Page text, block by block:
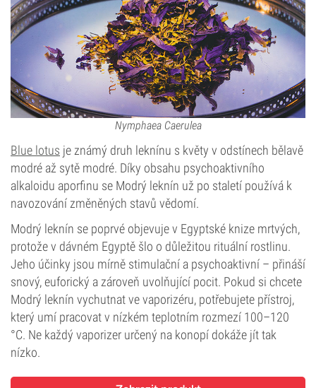
Nymphaea Caerulea
Blue lotus je známý druh leknínu s květy v odstínech bělavě
modré až sytě modré. Díky obsahu psychoaktivního
alkaloidu aporfinu se Modrý leknín už po staletí používá k
navozování změněných stavů vědomí.
Modrý leknín se poprvé objevuje v Egyptské knize mrtvých,
protože v dávném Egyptě šlo o důležitou rituální rostlinu.
Jeho účinky jsou mírně stimulační a psychoaktivní – přináší
snový, euforický a zároveň uvolňující pocit. Pokud si chcete
Modrý leknín vychutnat ve vaporizéru, potřebujete přístroj,
který umí pracovat v nízkém teplotním rozmezí 100–120
°C. Ne každý vaporizer určený na konopí dokáže jít tak
nízko.